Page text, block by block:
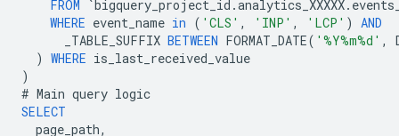
FROM
`bigquery_project_id .analytics_XXXXX.
WHERE event_name in ( 'CLS' , 'INP' , 'LCP' )
AND
_TABLE_SUFFIX BETWEEN FORMAT_DATE( '%Y%m%d' ,
) WHERE is_last_received_value
)
# Main query logic
SELECT
page_path,